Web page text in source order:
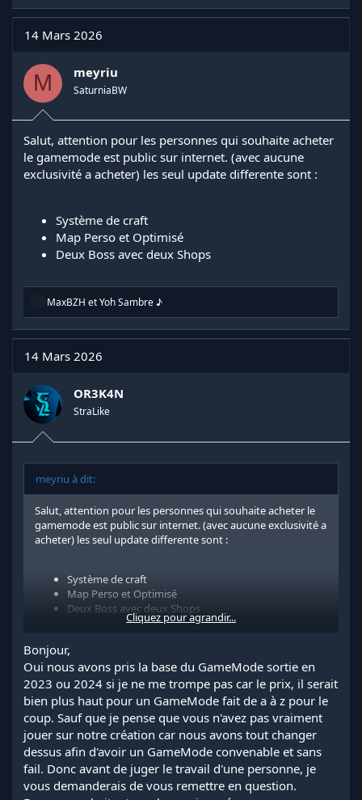
14 Mars 2026
M meyriu
SaturniaBW
Salut, attention pour les personnes qui souhaite acheter
le gamemode est public sur internet. (avec aucune
exclusivité a acheter) les seul update differente sont :
Système de craft
Map Perso et Optimisé
Deux Boss avec deux Shops
R
a
c
t
i
n
s
:
MaxBZH etYoh Sambre ♪
14 Mars 2026
OR3K4N
StraLike
meyriu à dit:
Salut, attention pour les personnes qui souhaite acheter le
gamemode est public sur internet. (avec aucune exclusivité a
acheter) les seul update differente sont :
Système de craft
Map Perso et Optimisé
Deux Boss avec deux Shops
Cliquez pour agrandir...
Bonjour,
Oui nous avons pris la base du GameMode sortie en
2023 ou 2024 si je ne me trompe pas car le prix, il serait
bien plus haut pour un GameMode fait de a à z pour le
coup. Sauf que je pense que vous n'avez pas vraiment
jouer sur notre création car nous avons tout changer
dessus afin d'avoir un GameMode convenable et sans
fail. Donc avant de juger le travail d'une personne, je
vous demanderais de vous remettre en question.